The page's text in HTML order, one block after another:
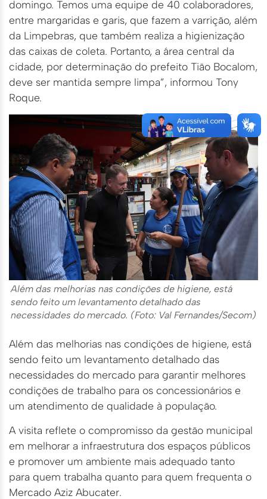
domingo. Temos uma equipe de 40 colaboradores,
entre margaridas e garis, que fazem a varrição, além
da Limpebras, que também realiza a higienização
das caixas de coleta. Portanto, a área central da
cidade, por determinação do prefeito Tião Bocalom,
deve ser mantida sempre limpa”, informou Tony
Roque.
Além das melhorias nas condições de higiene, está
sendo feito um levantamento detalhado das
necessidades do mercado. (Foto: Val Fernandes/Secom)
Além das melhorias nas condições de higiene, está
sendo feito um levantamento detalhado das
necessidades do mercado para garantir melhores
condições de trabalho para os concessionários e
um atendimento de qualidade à população.
A visita reflete o compromisso da gestão municipal
em melhorar a infraestrutura dos espaços públicos
e promover um ambiente mais adequado tanto
para quem trabalha quanto para quem frequenta o
Mercado Aziz Abucater.